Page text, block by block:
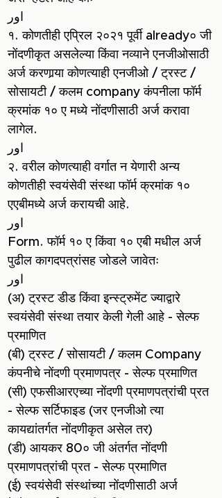
اور
१. कोणतीही एप्रिल २०२१ पूर्वी already० जी
नोंदणीकृत असलेल्या किंवा नव्याने एनजीओसाठी
अर्ज करणार्‍या कोणत्याही एनजीओ / ट्रस्ट /
सोसायटी / कलम company कंपनीला फॉर्म
क्रमांक १० ए मध्ये नोंदणीसाठी अर्ज करावा
लागेल.
اور
२. वरील कोणत्याही वर्गात न येणारी अन्य
कोणतीही स्वयंसेवी संस्था फॉर्म क्रमांक १०
एएबीमध्ये अर्ज करायची आहे.
اور
Form. फॉर्म १० ए किंवा १० एबी मधील अर्ज
पुढील कागदपत्रांसह जोडले जावेतः
اور
(अ) ट्रस्ट डीड किंवा इन्स्ट्रुमेंट ज्याद्वारे
स्वयंसेवी संस्था तयार केली गेली आहे - सेल्फ
प्रमाणित
(बी) ट्रस्ट / सोसायटी / कलम Company
कंपनीचे नोंदणी प्रमाणपत्र - सेल्फ प्रमाणित
(सी) एफसीआरएच्या नोंदणी प्रमाणपत्रांची प्रत
- सेल्फ सर्टिफाइड (जर एनजीओ त्या
कायद्यांतर्गत नोंदणीकृत असेल तर)
(डी) आयकर 80० जी अंतर्गत नोंदणी
प्रमाणपत्रांची प्रत - सेल्फ प्रमाणित
(ई) स्वयंसेवी संस्थांच्या नोंदणीसाठी अर्ज